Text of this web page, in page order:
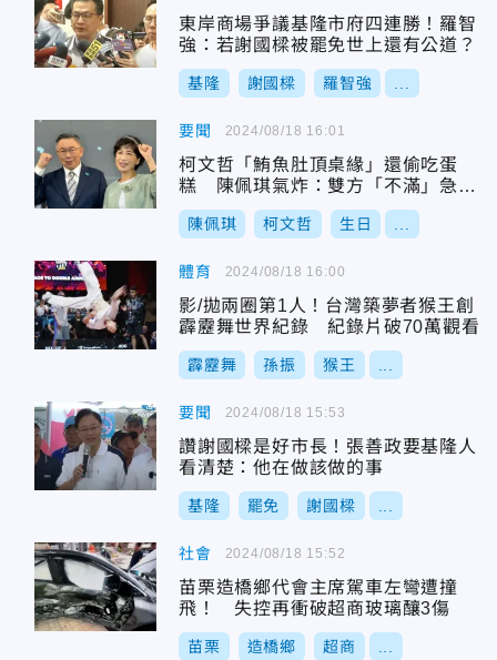
東岸商場爭議基隆市府四連勝！羅智
強：若謝國樑被罷免世上還有公道？
基隆 謝國樑 羅智強
要聞
柯文哲「鮪魚肚頂桌緣」還偷吃蛋
糕 陳佩琪氣炸：雙方「不滿」急遽
升高中
陳佩琪 柯文哲 生日
2024/08/18 16:01
體育
影/拋兩圈第1人！台灣築夢者猴王創
霹靂舞世界紀錄 紀錄片破70萬觀看
霹靂舞 孫振 猴王
2024/08/18 16:00
要聞
讚謝國樑是好市長！張善政要基隆人
看清楚：他在做該做的事
基隆 罷免 謝國樑
2024/08/18 15:53
社會
苗栗造橋鄉代會主席駕車左彎遭撞
飛！ 失控再衝破超商玻璃釀3傷
苗栗 造橋鄉 超商
2024/08/18 15:52